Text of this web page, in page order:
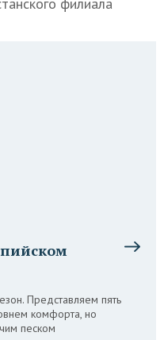
Представляем пять
комфорта, но
песком